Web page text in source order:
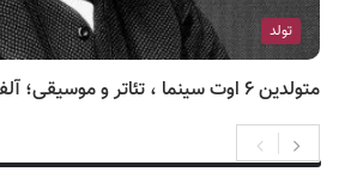
تولد
متولدین ۶ اوت سینما ، تئاتر و موسیقی؛ آلفرد لرد تنیسون